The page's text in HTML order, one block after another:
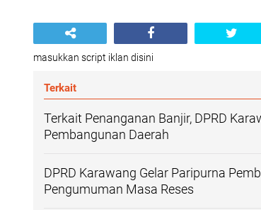
masukkan script iklan disini
Terkait
Terkait Penanganan Banjir, DPRD
Pembangunan Daerah
DPRD Karawang Gelar Paripurna
Pengumuman Masa Reses